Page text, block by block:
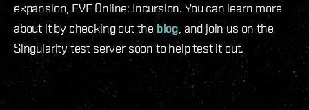
expansion, EVE Online: Incursion. You can learn more
about it by checking out the blog, and join us on the
Singularity test server soon to help test it out.